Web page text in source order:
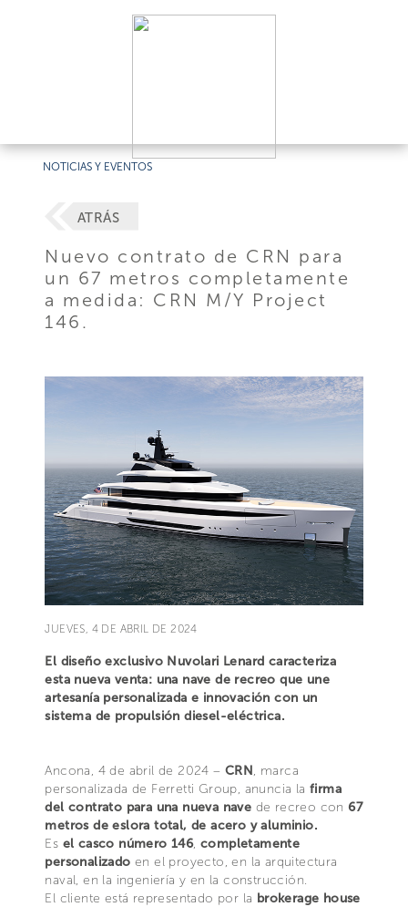
NOTICIAS Y EVENTOS
ATRÁS
Nuevo contrato de CRN para
un 67 metros completamente
a medida: CRN M/Y Project
146.
JUEVES, 4 DE ABRIL DE 2024
El diseño exclusivo Nuvolari Lenard caracteriza
esta nueva venta: una nave de recreo que une
artesanía personalizada e innovación con un
sistema de propulsión diesel-eléctrica.
Ancona, 4 de abril de 2024 – CRN, marca
personalizada de Ferretti Group, anuncia la firma
del contrato para una nueva nave de recreo con67
metros de eslora total, de acero y aluminio.
Es el casco número 146, completamente
personalizado en el proyecto, en la arquitectura
naval, en la ingeniería y en la construcción.
El cliente está representado por la brokerage house